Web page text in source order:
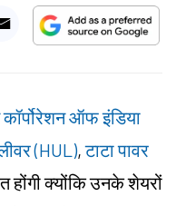
ऑफ इंडिया
(HUL),टाटा पावर
क्योंकि उनके शेयरों